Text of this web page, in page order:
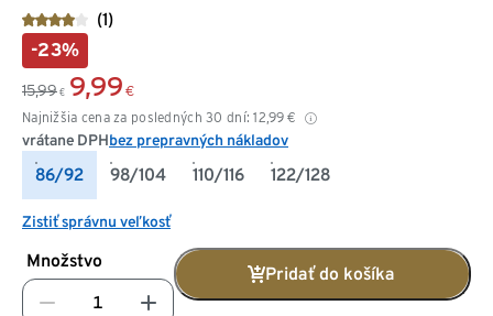
(1)
-23%
15,99 € 9,99 €
Najnižšia cena za posledných 30 dní: 12,99 €
vrátane DPHbez prepravných nákladov
86/92 98/104 110/116 122/128
Zistiť správnu veľkosť
Množstvo
Pridať do košíka